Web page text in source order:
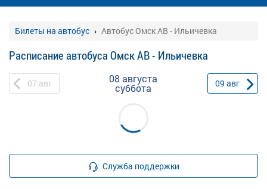
Билеты на автобус Автобус Омск АВ - Ильичевка
Расписание автобуса Омск АВ - Ильичевка
07 авг 08 августа
суббота 09 авг
Служба поддержки